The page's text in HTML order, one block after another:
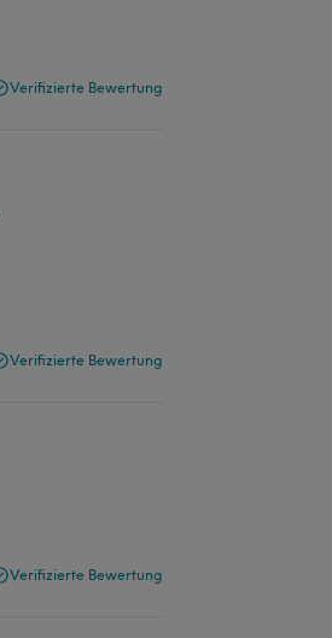
Verifizierte Bewertung
Verifizierte Bewertung
Verifizierte Bewertung